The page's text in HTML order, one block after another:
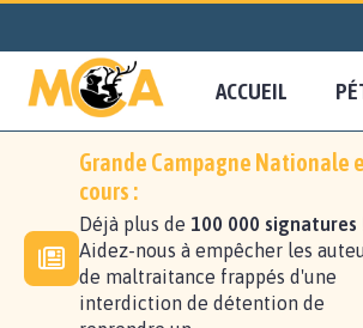
ACCUEIL
Grande Campagne Nationale
cours :
Déjà plus de 100 000 signatures
Aidez-nous à empêcher les
de maltraitance frappés d'une
interdiction de détention de